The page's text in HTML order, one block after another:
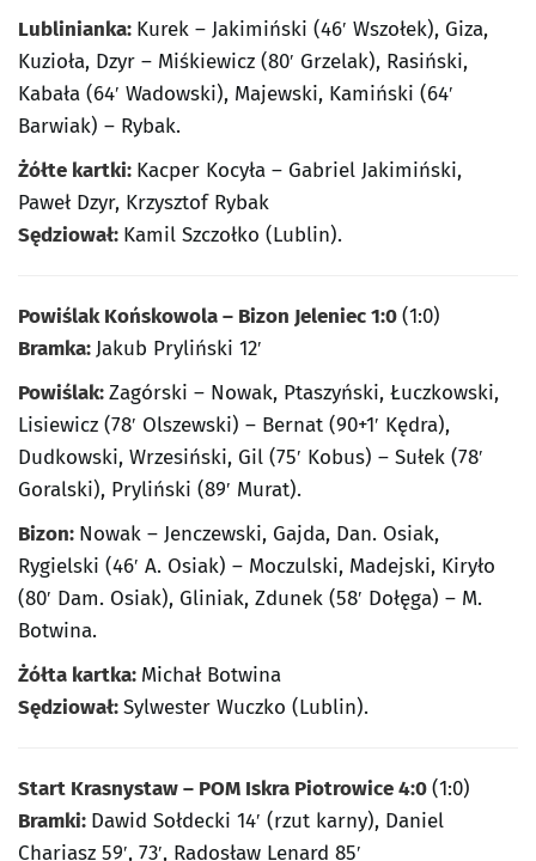
Lublinianka: Kurek – Jakimiński (46′ Wszołek), Giza,
Kuzioła, Dzyr – Miśkiewicz (80′ Grzelak), Rasiński,
Kabała (64′ Wadowski), Majewski, Kamiński (64′
Barwiak) – Rybak.
Żółte kartki: Kacper Kocyła – Gabriel Jakimiński,
Paweł Dzyr, Krzysztof Rybak
Sędziował: Kamil Szczołko (Lublin).
Powiślak Końskowola – Bizon Jeleniec 1:0(1:0)
Bramka: Jakub Pryliński 12′
Powiślak:Zagórski – Nowak, Ptaszyński, Łuczkowski,
Lisiewicz (78′ Olszewski) – Bernat (90+1′ Kędra),
Dudkowski, Wrzesiński, Gil (75′ Kobus) – Sułek (78′
Goralski), Pryliński (89′ Murat).
Bizon: Nowak – Jenczewski, Gajda, Dan. Osiak,
Rygielski (46′ A. Osiak) – Moczulski, Madejski, Kiryło
(80′ Dam. Osiak), Gliniak, Zdunek (58′ Dołęga) – M.
Botwina.
Żółta kartka: Michał Botwina
Sędziował:Sylwester Wuczko (Lublin).
Start Krasnystaw – POM Iskra Piotrowice 4:0(1:0)
Bramki: Dawid Sołdecki 14′ (rzut karny), Daniel
Chariasz 59′, 73′, Radosław Lenard 85′